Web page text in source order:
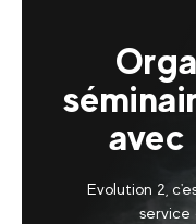
avec
Evolution 2,
service